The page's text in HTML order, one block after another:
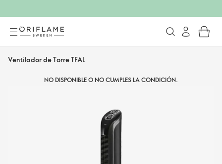
Ventilador de Torre TFAL
NO DISPONIBLE O NO CUMPLES LA CONDICIÓN.